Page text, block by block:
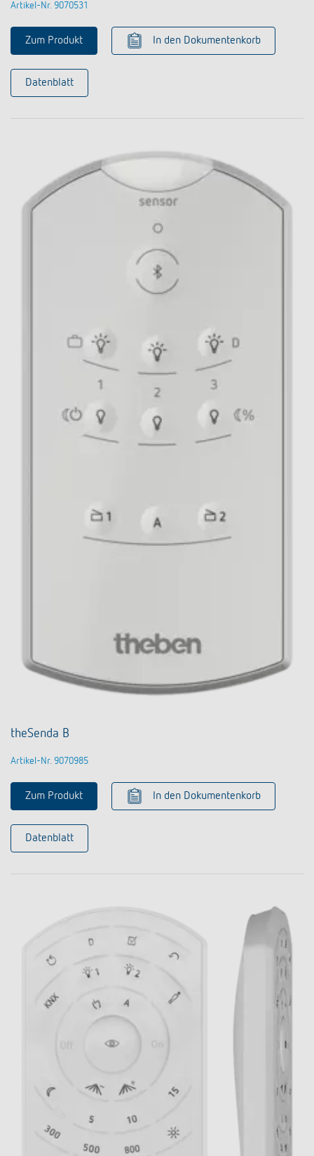
Artikel-Nr. 9070531
Zum Produkt In den Dokumentenkorb
Datenblatt
theSenda B
Artikel-Nr. 9070985
Zum Produkt In den Dokumentenkorb
Datenblatt